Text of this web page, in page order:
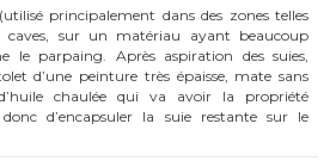
(utilisé principalement dans des zones telles
caves, sur un matériau ayant beaucoup
le parpaing. Après aspiration des suies,
d’une peinture très épaisse, mate sans
chaulée qui va avoir la propriété
donc d’encapsuler la suie restante sur le